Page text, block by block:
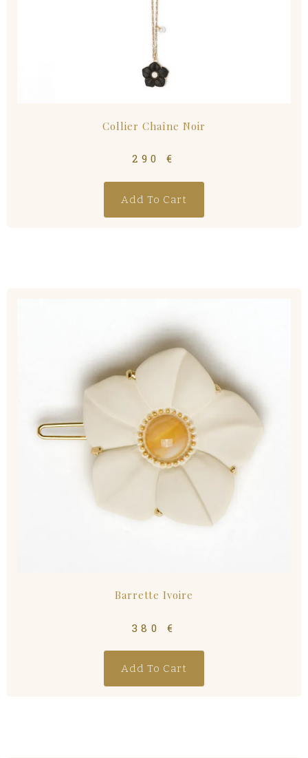
Collier Chaîne Noir
290€
Add To Cart
Barrette Ivoire
380 €
Add To Cart